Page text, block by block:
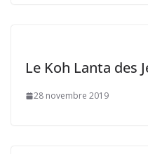
Le Koh Lanta des
28 novembre 2019